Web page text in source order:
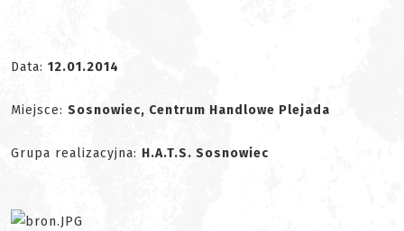
Data: 12.01.2014
Miejsce: Sosnowiec, Centrum Handlowe Plejada
Grupa realizacyjna: H.A.T.S. Sosnowiec